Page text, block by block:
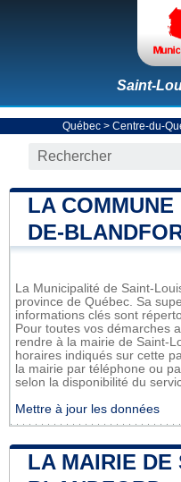
Saint-
Québec > Centre-du-
LA
DE-
La Municipalité de Saint-
province de Québec. Sa
informations clés sont
Pour toutes vos démarches
rendre à la mairie de Saint-
horaires indiqués sur cette
la mairie par téléphone ou
selon la disponibilité du
Mettre à jour les données
LA MAIRIE DE